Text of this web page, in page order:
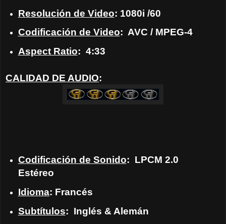
Resolución de Video: 1080i /60
Codificación de Video: AVC / MPEG-4
Aspect Ratio: 4:33
CALIDAD DE AUDIO:
Codificación de Sonido: LPCM 2.0
Estéreo
Idioma: Francés
Subtítulos: Inglés & Alemán